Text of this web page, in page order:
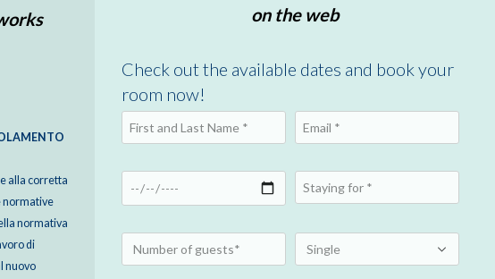
alla corretta
normative
normativa
di
nuovo
on the web
Check out the available dates and book your
room now!